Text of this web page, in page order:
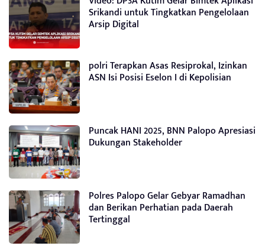
Srikandi untuk Tingkatkan Pengelolaan
Arsip Digital
polri Terapkan Asas Resiprokal, Izinkan
ASN Isi Posisi Eselon I di Kepolisian
Puncak HANI 2025, BNN Palopo Apresiasi
Dukungan Stakeholder
Polres Palopo Gelar Gebyar Ramadhan
dan Berikan Perhatian pada Daerah
Tertinggal